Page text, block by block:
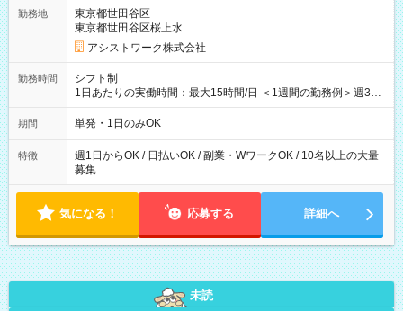
勤務地
東京都世田谷区
東京都世田谷区桜上水
アシストワーク株式会社
勤務時間
シフト制
1日あたりの実働時間：最大15時間/日 ＜1週間の勤務例＞週3回
勤務 勤務：月・水・金 休み：火・木・土・日 好きな時にお仕事
可能です！ ※1日あたりの最大実働時間は日勤、夜勤共に勤務し
期間 単発・1日のみOK
特徴
週1日からOK / 日払いOK / 副業・WワークOK / 10名以上の大量
募集
気になる！ 応募する 詳細へ
未読